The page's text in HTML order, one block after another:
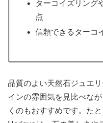
ターコイズリング
点
信頼できるターコ
品質のよい天然石ジュエ
インの雰囲気を見比べな
くのもおすすめです。た